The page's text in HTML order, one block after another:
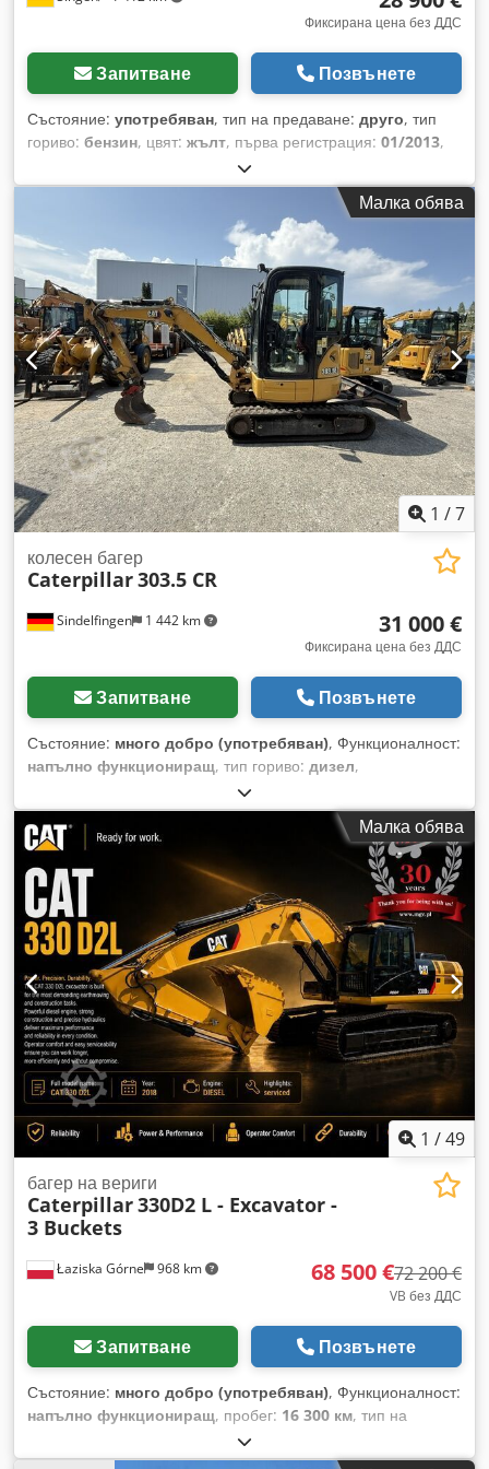
Производител на кофи за багери и специални
приспособления Произведено в ТурцияФиксирана цена без ДДС
Запитване Позвънете
Състояние: употребяван, тип на предаване: друго, тип
гориво: бензин, цвят: жълт, първа регистрация: 01/2013,
, окачване:друго
производство:2013, часове на работа:3 700 h, кабина на
, * Кофа Cjdpfx Afezrzf As Dsha * Вилка за
товарене ... употребяван автомобил, включително ДДС.
Малка обява
1 /7
Sindelfingen 1 442 km
колесен багер
Caterpillar303.5 CR
31 000 €
Фиксирана цена без ДДС
Запитване Позвънете
Състояние: много добро (употребяван), Функционалност:
напълно функциониращ, тип гориво: дизел,
3 580 кг
2020, часове на работа:2 434 h, Оборудване:гумени
вериги
, * 2434 часа * Двигател: Cat C1.7 * Мощност на
двигателя: 24,8 kW * Емисионна степен: EU етап V *
Работно тегло: 3580 кг * Размери (транспортна дължина:
4800 мм - транспортна ширина: 1780 мм - транспортна
височина: 2480 мм) * Къс заден мост (ECR – Extended
Compact Radius) * Пропорционална допълнителна
хидравлика * Система за бърза смяна на
приспособленията Chsdezrthvepfx Af Doa
Малка обява
1 /49
Łaziska Górne 968 km
багер на вериги
Caterpillar330D2 L - Excavator -
3 Buckets
68 500 €72 200 €
VB без ДДС
Запитване Позвънете
Състояние: много добро (употребяван), Функционалност:
напълно функциониращ, пробег: 16 300 км, тип на
, тип гориво:
тегло:30 800 кг, тегло без товар:30 800 кг, височина на